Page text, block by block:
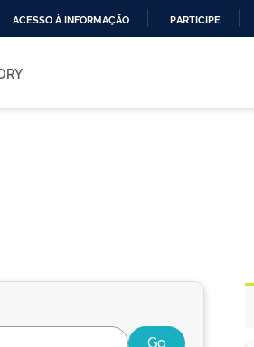
ACESSO À INFORMAÇÃO PARTICIPE